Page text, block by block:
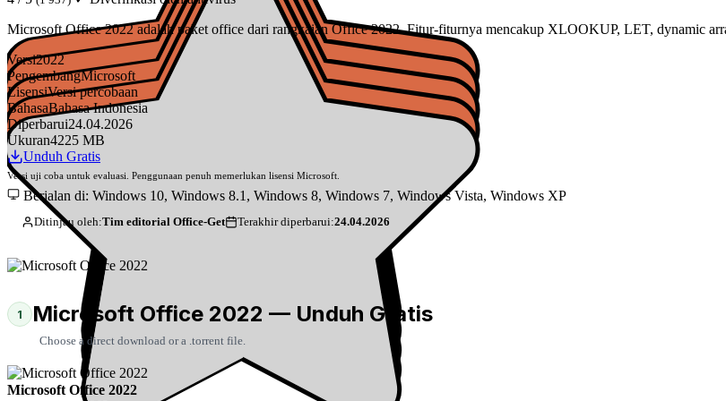
Microsoft Office 2022 adalah paket office dari rangkaian Office 2022. Fitur-fiturnya mencakup XLOOKUP, LET, dynamic
Versi2022
PengembangMicrosoft
LisensiVersi percobaan
BahasaBahasa Indonesia
Diperbarui24.04.2026
Ukuran4225 MB
Unduh Gratis
Versi uji coba untuk evaluasi. Penggunaan penuh memerlukan lisensi Microsoft.
Berjalan di: Windows 10, Windows 8.1, Windows 8, Windows 7, Windows Vista, Windows XP
Ditinjau oleh:Tim editorial Office-Get Terakhir diperbarui:24.04.2026
1 Microsoft Office 2022 — Unduh Gratis
Choose a direct download or a .torrent file.
Microsoft Office 2022